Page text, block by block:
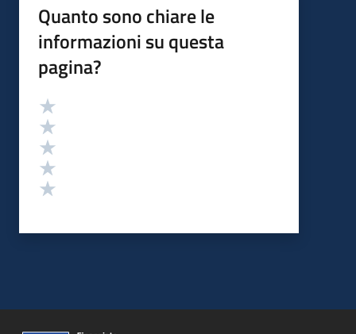
Quanto sono chiare le
informazioni su questa
pagina?
Valutazione